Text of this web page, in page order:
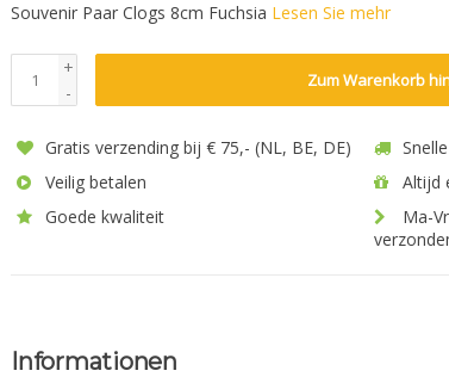
Souvenir Paar Clogs 8cm Fuchsia Lesen Sie mehr
+
-
Zum Warenkorb
Gratis verzending bij € 75,- (NL, BE, DE)
Veilig betalen
Altijd
Goede kwaliteit
Ma-
Informationen